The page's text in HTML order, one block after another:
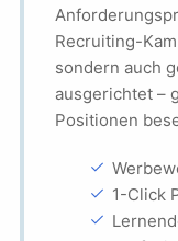
Recruiting-
sondern auch
ausgerichtet –
Positionen
check
check 1-Click
check